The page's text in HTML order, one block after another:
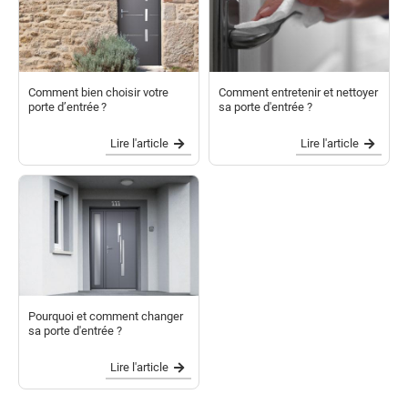
Comment bien choisir votre
porte d’entrée ?
Lire l'article
Comment entretenir et nettoyer
sa porte d'entrée ?
Lire l'article
Pourquoi et comment changer
sa porte d'entrée ?
Lire l'article